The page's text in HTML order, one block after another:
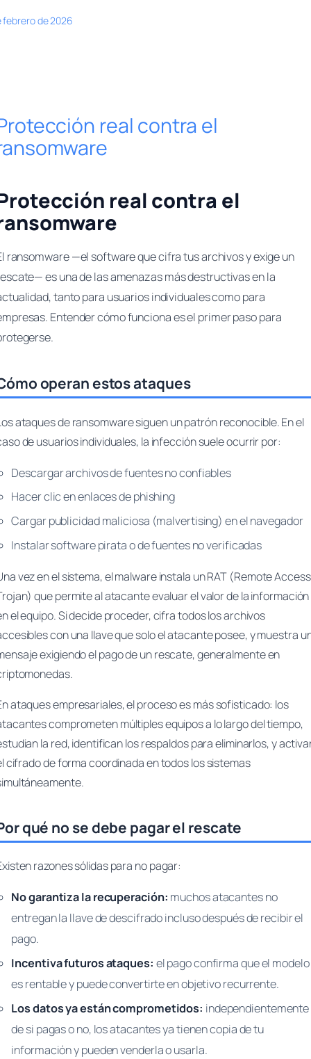
febrero de 2026
real contra el
real contra el
ransomware —el software que cifra tus archivos y exige un
es una de las amenazas más destructivas en la
tanto para usuarios individuales como para
Entender cómo funciona es el primer paso para
operan estos ataques
ataques de ransomware siguen un patrón reconocible. En el
de usuarios individuales, la infección suele ocurrir por:
Descargar archivos de fuentes no confiables
Hacer clic en enlaces de phishing
Cargar publicidad maliciosa (malvertising) en el navegador
Instalar software pirata o de fuentes no verificadas
vez en el sistema, el malware instala un RAT (Remote Access
que permite al atacante evaluar el valor de la información
el equipo. Si decide proceder, cifra todos los archivos
con una llave que solo el atacante posee, y muestra
exigiendo el pago de un rescate, generalmente en
ataques empresariales, el proceso es más sofisticado: los
comprometen múltiples equipos a lo largo del tiempo,
la red, identifican los respaldos para eliminarlos, y
cifrado de forma coordinada en todos los sistemas
qué no se debe pagar el rescate
razones sólidas para no pagar:
No garantiza la recuperación: muchos atacantes no
entregan la llave de descifrado incluso después de recibir el
pago.
Incentiva futuros ataques: el pago confirma que el modelo
es rentable y puede convertirte en objetivo recurrente.
Los datos ya están comprometidos: independientemente
de si pagas o no, los atacantes ya tienen copia de tu
información y pueden venderla o usarla.